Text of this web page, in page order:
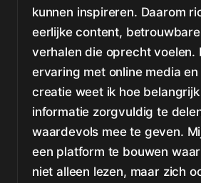
kunnen inspireren. Daarom
eerlijke content,
verhalen die oprecht voelen.
ervaring met online media
creatie weet ik hoe
informatie zorgvuldig te
waardevols mee te geven.
een platform te bouwen
niet alleen lezen, maar zich